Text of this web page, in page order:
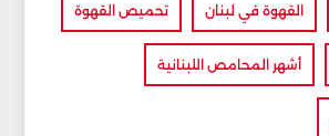
القهوة في لبنان تحميص القهوة
أشهر المحامص اللبنانية